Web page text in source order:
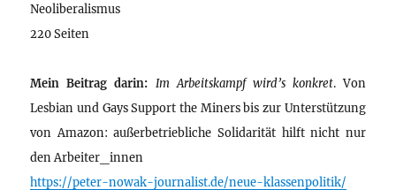
Neoliberalismus
220 Seiten
Mein Beitrag darin: Im Arbeitskampf wird’s konkret. Von
Lesbian und Gays Support the Miners bis zur Unterstützung
von Amazon: außerbetriebliche Solidarität hilft nicht nur
den Arbeiter_innen
https://peter-nowak-journalist.de/neue-klassenpolitik/